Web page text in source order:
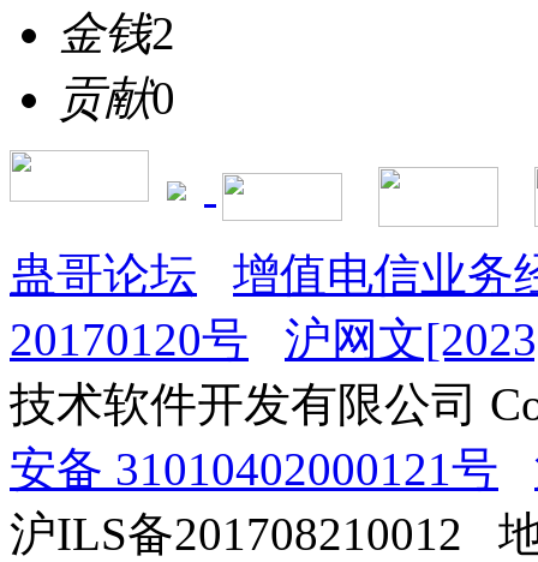
金钱2
贡献0
蛊哥论坛
增值电信业务
20170120号
沪网文
技术软件开发有限公司
安备 31010402000121号
沪ILS备201708210012